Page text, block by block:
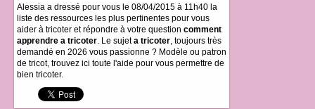
Alessia a dressé pour vous le 08/04/2015 à 11h40 la
liste des ressources les plus pertinentes pour vous
aider à tricoter et répondre à votre question comment
apprendre a tricoter. Le sujeta tricoter, toujours très
demandé en 2026 vous passionne ? Modèle ou patron
de tricot, trouvez ici toute l'aide pour vous permettre de
bien tricoter.